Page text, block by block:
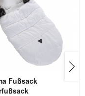
Fußsack